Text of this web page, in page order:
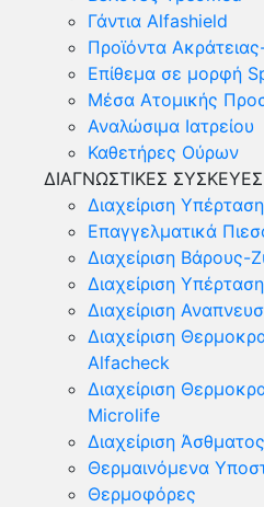
Γάντια Alfashield
Προϊόντα
Επίθεμα σε μορφή
Μέσα Ατομικής
Αναλώσιμα Ιατρείου
Καθετήρες Ούρων
ΔΙΑΓΝΩΣΤΙΚΕΣ ΣΥΣΚΕΥΕΣ
Διαχείριση
Επαγγελματικά
Διαχείριση Βάρους-
Διαχείριση
Διαχείριση
Διαχείριση
Alfacheck
Διαχείριση
Microlife
Διαχείριση
Θερμαινόμενα
Θερμοφόρες